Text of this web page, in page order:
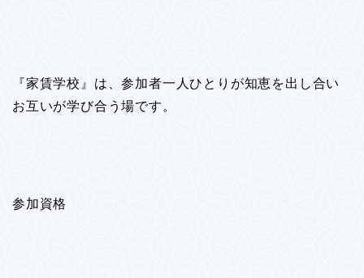
『家賃学校』は、参加者一人ひとりが知恵を出し合い
お互いが学び合う場です。
参加資格